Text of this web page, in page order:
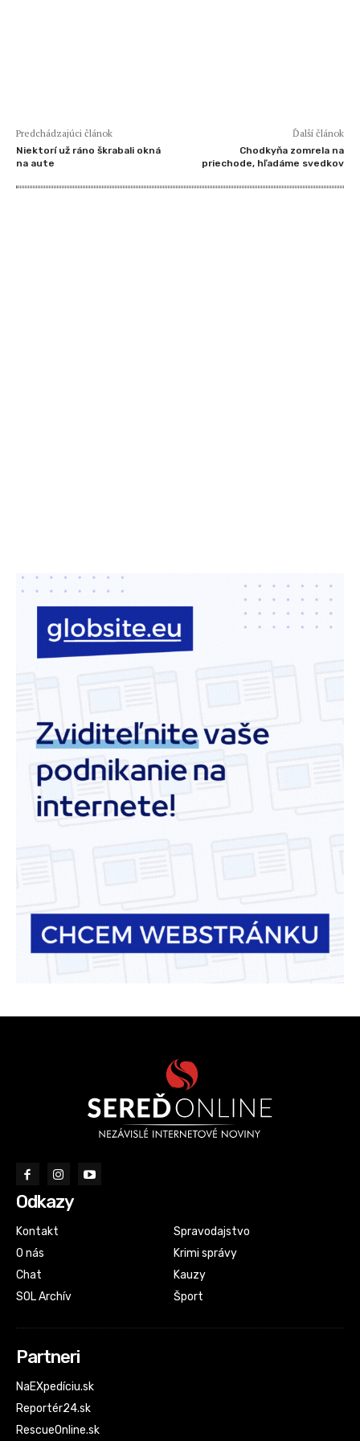
Predchádzajúci článok
Niektorí už ráno škrabali okná
na aute
Ďalší článok
Chodkyňa zomrela na
priechode, hľadáme svedkov
Odkazy
Kontakt
O nás
Chat
SOL Archív
Spravodajstvo
Krimi správy
Kauzy
Šport
Partneri
NaEXpedíciu.sk
Reportér24.sk
RescueOnline.sk